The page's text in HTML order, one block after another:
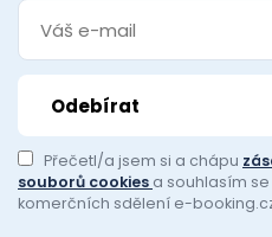
Přečetl/a jsem si a chápu
souborů cookies a souhlasím
komerčních sdělení e-